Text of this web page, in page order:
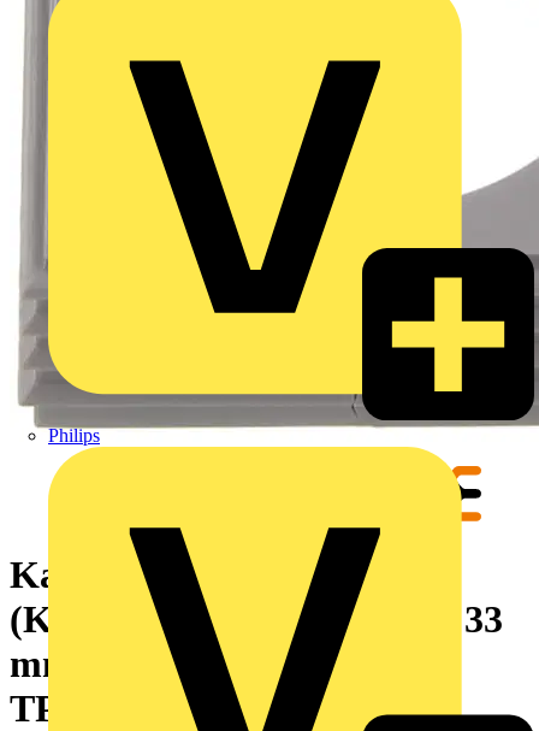
Philips
Kabeltülle geschlitzte
(Kabeleinführungssystem), 33
mm, 34 mm, -40 °C, 90 °C,
TPE, lichtgrau